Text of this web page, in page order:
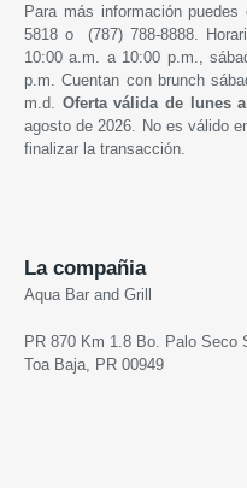
Para más información
5818 o (787) 788-8888.
10:00 a.m. a 10:00 p.m.,
p.m. Cuentan con brunch
m.d. Oferta válida de lunes
agosto de 2026. No es válido
finalizar la transacción.
La compañia
Aqua Bar and Grill
PR 870 Km 1.8 Bo. Palo Seco
Toa Baja, PR 00949